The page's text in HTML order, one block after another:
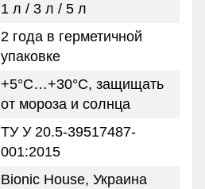
1 л / 3 л / 5 л
2 года в герметичной
упаковке
+5°C…+30°C, защищать
от мороза и солнца
ТУ У 20.5-39517487-
001:2015
Bionic House, Украина